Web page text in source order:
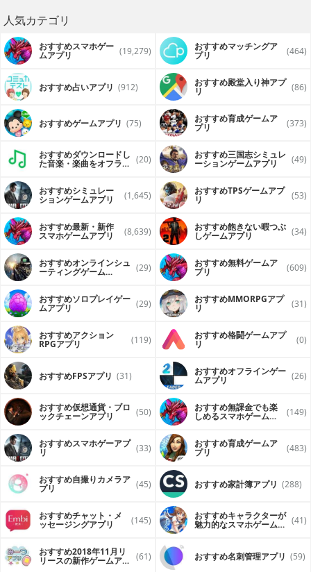
人気カテゴリ
おすすめスマホゲー
ムアプリ (19,279) おすすめマッチングア
プリ (464)
おすすめ占いアプリ (912) おすすめ殿堂入り神アプ
リ (86)
おすすめゲームアプリ (75) おすすめ育成ゲームア
プリ (373)
おすすめダウンロードし
た音楽・楽曲をオフライ (20) おすすめ三国志シミュレ
ーションゲームアプリ (49)
おすすめシミュレー
ションゲームアプリ (1,645) おすすめTPSゲームアプ
リ (53)
おすすめ最新・新作
スマホゲームアプリ (8,639) おすすめ飽きない暇つぶ
しゲームアプリ (34)
おすすめオンラインシュ
ーティングゲーム (29) おすすめ無料ゲームア
プリ (609)
おすすめソロプレイゲー
ムアプリ (29) おすすめ MMORPGアプ
リ (31)
おすすめアクション
RPGアプリ (119) おすすめ格闘ゲームアプ
リ (0)
おすすめFPSアプリ (31) おすすめオフラインゲー
ムアプリ (26)
おすすめ仮想通貨・ブロ
ックチェーンアプリ (50) おすすめ無課金でも楽
しめるスマホゲームア (149)
おすすめスマホゲーアプ
リ (33) おすすめ育成ゲームア
プリ (483)
おすすめ自撮りカメラア
プリ (45) おすすめ家計簿アプリ (288)
おすすめチャット・メ
ッセージングアプリ (145) おすすめキャラクターが
魅力的なスマホゲームア (41)
おすすめ2018年11月リ
リースの新作ゲームアプ (61) おすすめ名刺管理アプリ (59)